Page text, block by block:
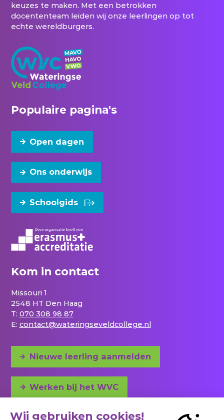
keuzes te maken. Met een betrokken
docententeam leiden wij onze leerlingen op tot
echte wereldburgers.
Populaire pagina's
Open dagen
Ons onderwijs
Schoolgids
Kom in contact
Missouri 1
2548 HT Den Haag
T: 070 308 98 87
E: contact@wateringseveldcollege.nl
Nieuwe leerling aanmelden
Werken bij het WVC
Adres en bereikbaarheid